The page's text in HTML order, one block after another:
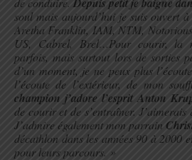
soul mais aujourd’hui je suis ouvert
Aretha Franklin, IAM, NTM,
US, Cabrel, Brel…Pour courir, la
parfois, mais surtout lors de sorties
d’un moment, je ne peux plus
l’écoute de l’extérieur, de mon
champion j’adore l’esprit Anton
de courir et de s’entraîner.
J’admire également mon parrain
décathlon dans les années 90 à 2000
pour leurs parcours. »